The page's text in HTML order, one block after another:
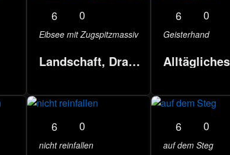
6 0
Eibsee mit Zugspitzmassiv
Landschaft, Draußen
6 0
Geisterhand
6 0
nicht reinfallen
6 0
auf dem Steg